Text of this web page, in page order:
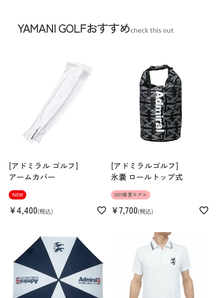
YAMANI GOLFおすすめcheck this out
[アドミラル ゴルフ]
アームカバー
NEW
¥4,400 税込
[アドミラルゴルフ]
氷嚢 ロールトップ式
2025春夏モデル
¥7,700 税込